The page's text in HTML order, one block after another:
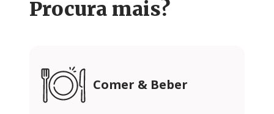
Procura mais?
Comer & Beber